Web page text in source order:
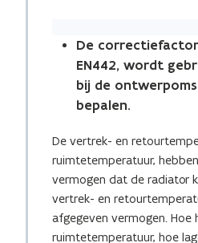
op
afbeelding
weergave)
De
EN442, wordt
bij de
bepalen.
De vertrek- en
ruimtetemperatuur,
vermogen dat de radiator
vertrek- en
afgegeven vermogen. Hoe
ruimtetemperatuur, hoe